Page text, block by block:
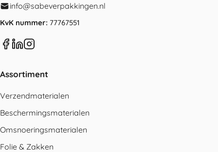
info@sabeverpakkingen.nl
KvK nummer: 77767551
Assortiment
Verzendmaterialen
Beschermingsmaterialen
Omsnoeringsmaterialen
Folie & Zakken